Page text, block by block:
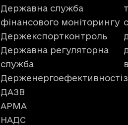
Державна служба
фінансового моніторингу
Держекспортконтроль
Державна регуляторна
служба
Держенергоефективності
ДАЗВ
АРМА
НАДС